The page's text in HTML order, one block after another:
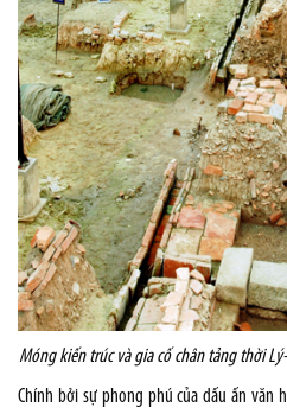
Móng kiến trúc và gia cố chân tảng thời
Chính bởi sự phong phú của dấu ấn văn